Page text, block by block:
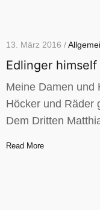
13. März 2016 /
Edlinger himself
Meine Damen
Höcker und Räder
Dem Dritten
Read More